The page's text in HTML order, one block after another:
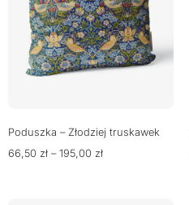
Poduszka – Złodziej truskawek
66,50 zł – 195,00 zł